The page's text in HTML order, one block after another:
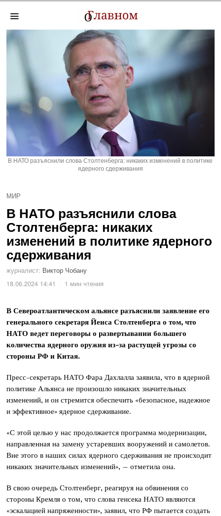
В НАТО разъяснили слова Столтенберга: никаких изменений в политике
ядерного сдерживания
МИР
В НАТО разъяснили слова
Столтенберга: никаких
изменений в политике ядерного
сдерживания
журналист: Виктор Чобану
18.06.2024 14:41
1 мин чтения
В Североатлантическом альянсе разъяснили заявление его
генерального секретаря Йенса Столтенберга о том, что
НАТО ведет переговоры о развертывании большего
количества ядерного оружия из-за растущей угрозы со
стороны РФ и Китая.
Пресс-секретарь НАТО Фара Дахлалла заявила, что в ядерной
политике Альянса не произошло никаких значительных
изменений, и он стремится обеспечить «безопасное, надежное
и эффективное» ядерное сдерживание.
«С этой целью у нас продолжается программа модернизации,
направленная на замену устаревших вооружений и самолетов.
Вне этого в наших силах ядерного сдерживания не происходит
никаких значительных изменений», – отметила она.
В свою очередь Столтенберг, реагируя на обвинения со
стороны Кремля о том, что слова генсека НАТО являются
«эскалацией напряженности», заявил, что РФ пытается создать